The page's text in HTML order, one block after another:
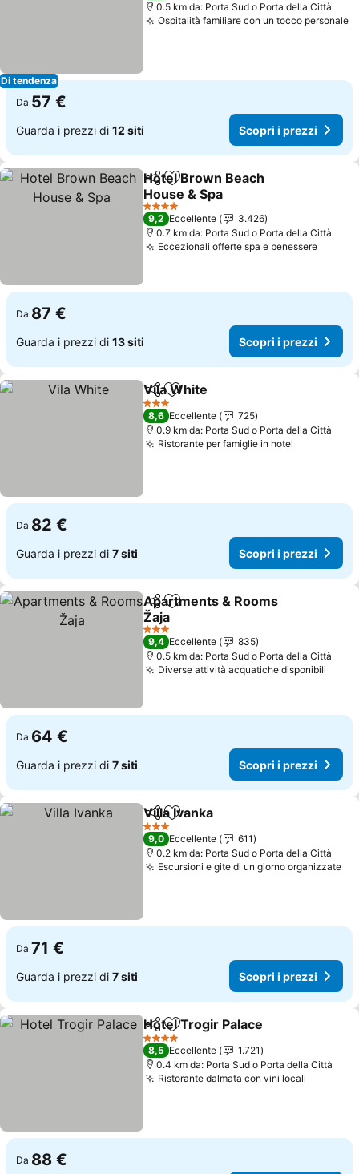
Di tendenza
0.5 km da: Porta Sud o Porta della Città
Ospitalità familiare con un tocco personale
Da 57 €
Guarda i prezzi di 12 siti Scopri i prezzi
CondividiAggiungi ai preferiti
Hotel Brown Beach
House & Spa
Scopri i prezzi
4 Stelle
9,2 Eccellente
3.426
0.7 km da: Porta Sud o Porta della Città
Eccezionali offerte spa e benessere
Da 87 €
Guarda i prezzi di 13 siti Scopri i prezzi
CondividiAggiungi ai preferiti
Vila White
3 Stelle
8,6 Eccellente
725
0.9 km da: Porta Sud o Porta della Città
Ristorante per famiglie in hotel
Da 82 €
Guarda i prezzi di 7 siti Scopri i prezzi
CondividiAggiungi ai preferiti
Apartments & Rooms
Žaja
Scopri i prezzi
3 Stelle
9,4 Eccellente
835
0.5 km da: Porta Sud o Porta della Città
Diverse attività acquatiche disponibili
Da 64 €
Guarda i prezzi di 7 siti Scopri i prezzi
CondividiAggiungi ai preferiti
Villa Ivanka
3 Stelle
9,0 Eccellente
611
0.2 km da: Porta Sud o Porta della Città
Escursioni e gite di un giorno organizzate
Da 71 €
Guarda i prezzi di 7 siti Scopri i prezzi
CondividiAggiungi ai preferiti
Hotel Trogir Palace
4 Stelle
8,5 Eccellente
1.721
0.4 km da: Porta Sud o Porta della Città
Ristorante dalmata con vini locali
Da 88 €